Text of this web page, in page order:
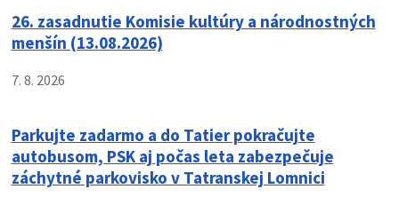
26. zasadnutie Komisie kultúry a národnostných
menšín (13.08.2026)
7. 8. 2026
Parkujte zadarmo a do Tatier pokračujte
autobusom, PSK aj počas leta zabezpečuje
záchytné parkovisko v Tatranskej Lomnici